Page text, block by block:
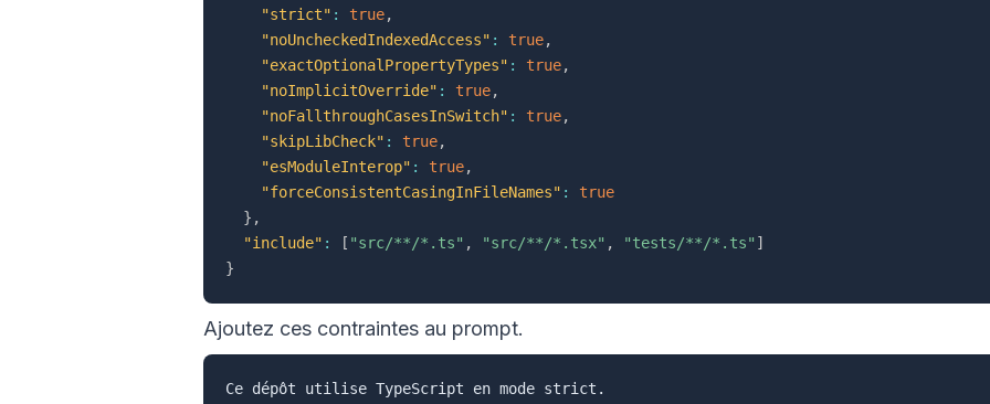
"strict" : true,
"noUncheckedIndexedAccess" : true,
"exactOptionalPropertyTypes" : true,
"noImplicitOverride" : true,
"noFallthroughCasesInSwitch" : true,
"skipLibCheck" : true,
"esModuleInterop" : true,
"forceConsistentCasingInFileNames" :
true
} ,
"include" : [ "src/**/*.ts" , "src/**/*.tsx" , "tests/**/*.ts" ]
}
Ajoutez ces contraintes au prompt.
Ce dépôt utilise TypeScript en mode strict.